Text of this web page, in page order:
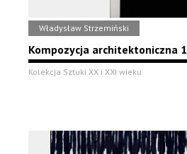
Władysław Strzemiński
Kompozycja architektoniczna 1
Kolekcja Sztuki XX i XXI wieku